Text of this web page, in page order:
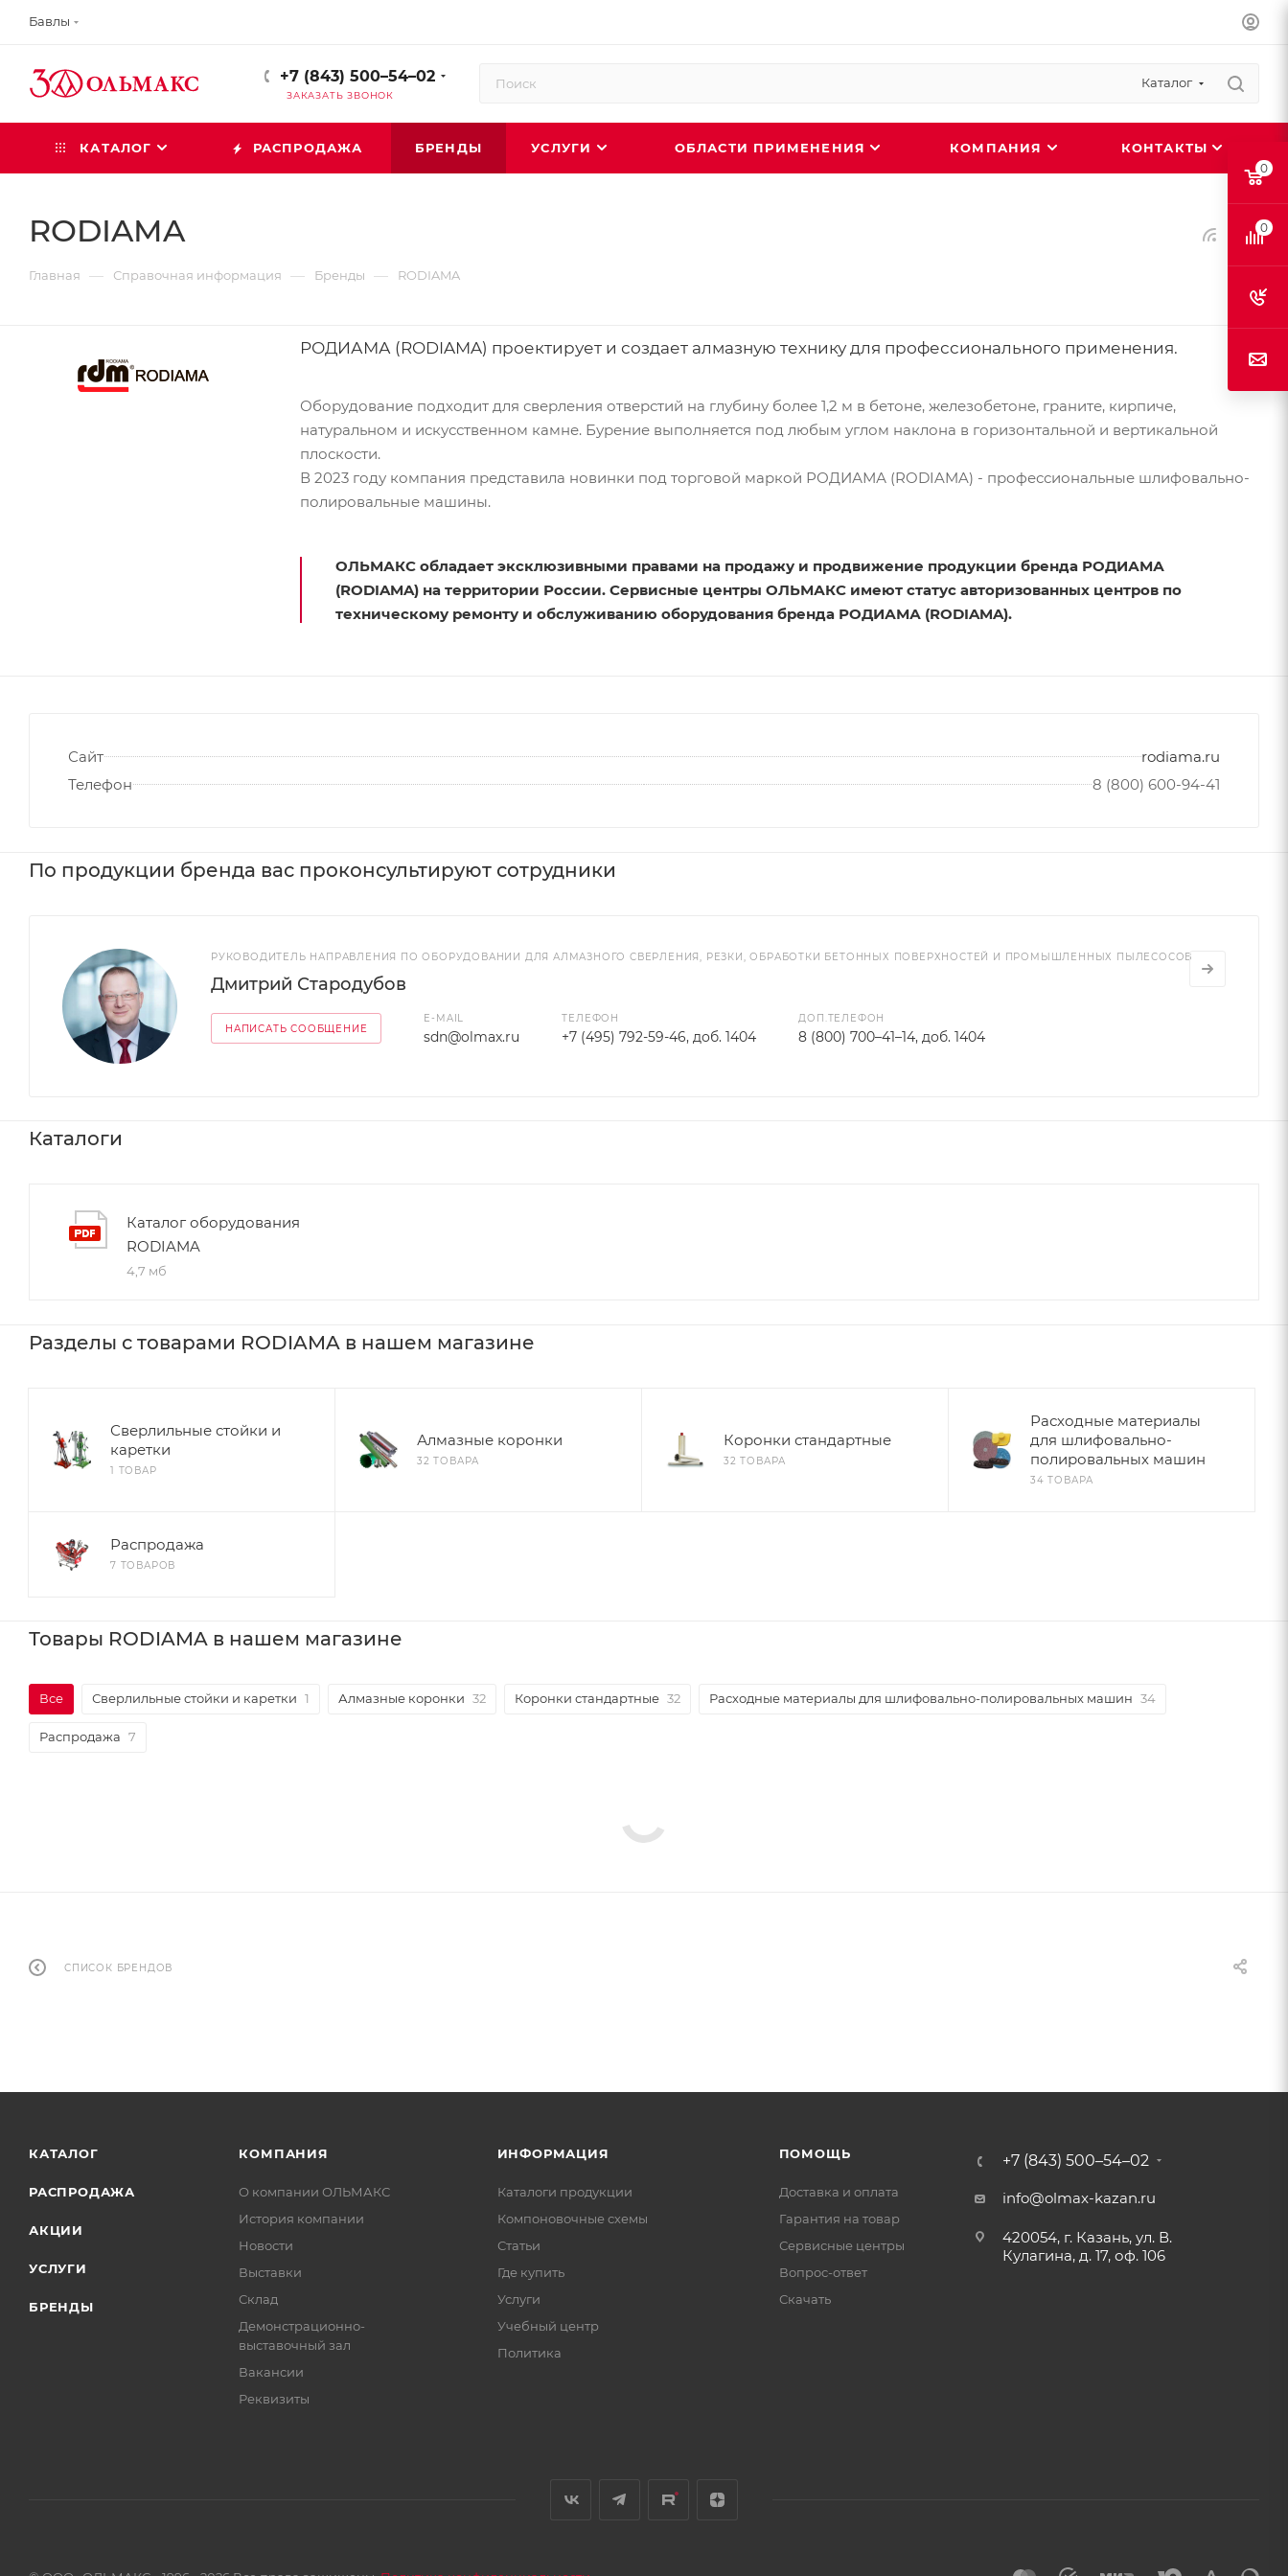
Бавлы
+7 (843) 500–54–02
ЗАКАЗАТЬ ЗВОНОК
Каталог
КАТАЛОГ РАСПРОДАЖА БРЕНДЫ УСЛУГИ ОБЛАСТИ ПРИМЕНЕНИЯ КОМПАНИЯ КОНТАКТЫ
RODIAMA
Главная — Справочная информация — Бренды — RODIAMA
РОДИАМА (RODIAMA) проектирует и создает алмазную технику для профессионального применения.
Оборудование подходит для сверления отверстий на глубину более 1,2 м в бетоне, железобетоне, граните, кирпиче,
натуральном и искусственном камне. Бурение выполняется под любым углом наклона в горизонтальной и вертикальной
плоскости.
В 2023 году компания представила новинки под торговой маркой РОДИАМА (RODIAMA) - профессиональные шлифовально-
полировальные машины.
ОЛЬМАКС обладает эксклюзивными правами на продажу и продвижение продукции бренда РОДИАМА
(RODIAMA) на территории России. Сервисные центры ОЛЬМАКС имеют статус авторизованных центров по
техническому ремонту и обслуживанию оборудования бренда РОДИАМА (RODIAMA).
Сайт
rodiama.ru
Телефон
8 (800) 600-94-41
По продукции бренда вас проконсультируют сотрудники
РУКОВОДИТЕЛЬ НАПРАВЛЕНИЯ ПО ОБОРУДОВАНИИ ДЛЯ АЛМАЗНОГО СВЕРЛЕНИЯ, РЕЗКИ, ОБРАБОТКИ БЕТОННЫХ ПОВЕРХНОСТЕЙ И ПРОМЫШЛЕННЫХ ПЫЛЕСОСОВ
Дмитрий Стародубов
НАПИСАТЬ СООБЩЕНИЕ
E-MAIL
sdn@olmax.ru
ТЕЛЕФОН
+7 (495) 792-59-46, доб. 1404
ДОП.ТЕЛЕФОН
8 (800) 700–41–14, доб. 1404
Каталоги
Каталог оборудования
RODIAMA
4,7 мб
Разделы с товарами RODIAMA в нашем магазине
Сверлильные стойки и
каретки
1 ТОВАР
Алмазные коронки
32 ТОВАРА
Коронки стандартные
32 ТОВАРА
Расходные материалы
для шлифовально-
полировальных машин
34 ТОВАРА
Распродажа
7 ТОВАРОВ
Товары RODIAMA в нашем магазине
Все Сверлильные стойки и каретки 1 Алмазные коронки 32 Коронки стандартные 32 Расходные материалы для шлифовально-полировальных машин 34
Распродажа 7
СПИСОК БРЕНДОВ
КАТАЛОГ
РАСПРОДАЖА
АКЦИИ
УСЛУГИ
БРЕНДЫ
КОМПАНИЯ
О компании ОЛЬМАКС
История компании
Новости
Выставки
Склад
Демонстрационно-
выставочный зал
Вакансии
Реквизиты
ИНФОРМАЦИЯ
Каталоги продукции
Компоновочные схемы
Статьи
Где купить
Услуги
Учебный центр
Политика
ПОМОЩЬ
Доставка и оплата
Гарантия на товар
Сервисные центры
Вопрос-ответ
Скачать
+7 (843) 500–54–02
info@olmax-kazan.ru
420054, г. Казань, ул. В.
Кулагина, д. 17, оф. 106
0
0